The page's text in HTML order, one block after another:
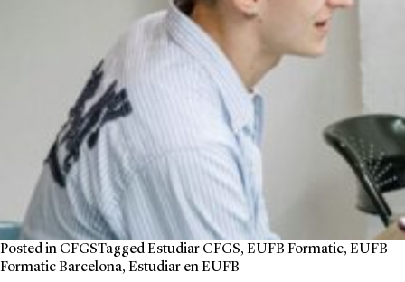
Posted in CFGSTaggedEstudiar CFGS, EUFB Formatic, EUFB
Formatic Barcelona, Estudiar en EUFB